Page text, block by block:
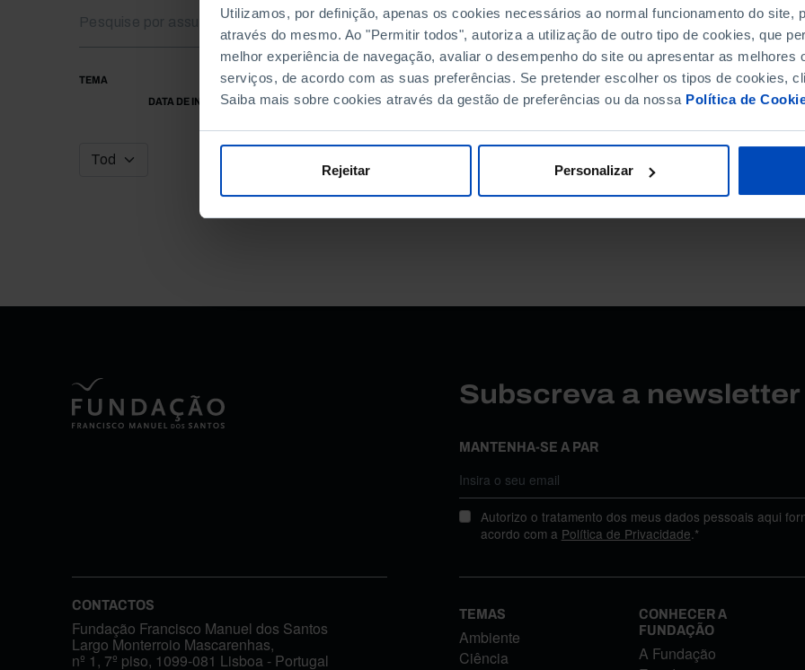
Utilizamos, por definição, apenas os cookies necessários ao normal funcionamento do site,
através do mesmo. Ao "Permitir todos", autoriza a utilização de outro tipo de cookies, que
melhor experiência de navegação, avaliar o desempenho do site ou apresentar as melhores
serviços, de acordo com as suas preferências. Se pretender escolher os tipos de cookies,
Saiba mais sobre cookies através da gestão de preferências ou da nossa Política de
Rejeitar Personalizar
TEMA
DATA DE INÍCIO
DATA DE FIM
Subscreva a
MANTENHA-SE A PAR
Autorizo o tratamento dos meus dados pessoais aqui
acordo com a Política de Privacidade.*
CONTACTOS
Fundação Francisco Manuel dos Santos
Largo Monterroio Mascarenhas,
nº 1, 7º piso, 1099-081 Lisboa - Portugal
TEMAS
Ambiente
Ciência
CONHECER A
FUNDAÇÃO
A Fundação